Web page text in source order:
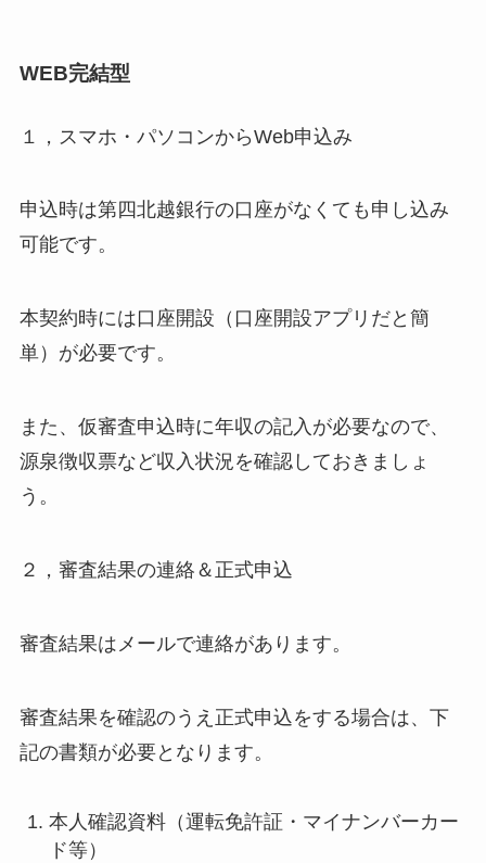
WEB完結型
１，スマホ・パソコンからWeb申込み
申込時は第四北越銀行の口座がなくても申し込み
可能です。
本契約時には口座開設（口座開設アプリだと簡
単）が必要です。
また、仮審査申込時に年収の記入が必要なので、
源泉徴収票など収入状況を確認しておきましょ
う。
２，審査結果の連絡＆正式申込
審査結果はメールで連絡があります。
審査結果を確認のうえ正式申込をする場合は、下
記の書類が必要となります。
本人確認資料（運転免許証・マイナンバーカー
ド等）